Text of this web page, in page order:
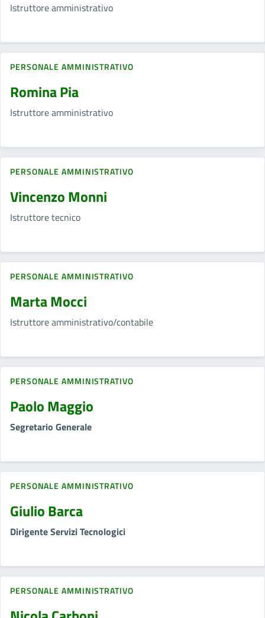
Istruttore amministrativo
PERSONALE AMMINISTRATIVO
Romina Pia
Istruttore amministrativo
PERSONALE AMMINISTRATIVO
Vincenzo Monni
Istruttore tecnico
PERSONALE AMMINISTRATIVO
Marta Mocci
Istruttore amministrativo/contabile
PERSONALE AMMINISTRATIVO
Paolo Maggio
Segretario Generale
PERSONALE AMMINISTRATIVO
Giulio Barca
Dirigente Servizi Tecnologici
PERSONALE AMMINISTRATIVO